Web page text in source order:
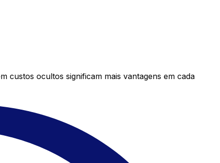
custos ocultos significam mais vantagens em cada